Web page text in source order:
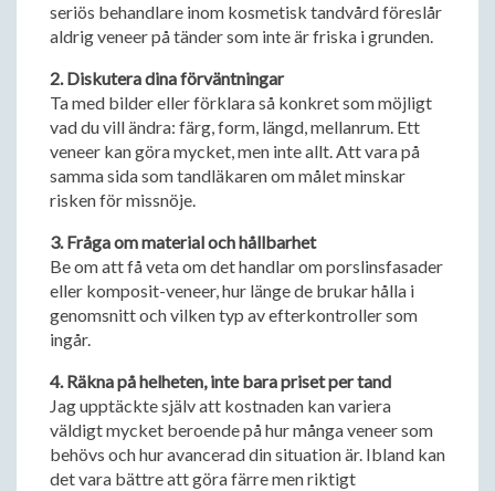
seriös behandlare inom kosmetisk tandvård föreslår
aldrig veneer på tänder som inte är friska i grunden.
2. Diskutera dina förväntningar
Ta med bilder eller förklara så konkret som möjligt
vad du vill ändra: färg, form, längd, mellanrum. Ett
veneer kan göra mycket, men inte allt. Att vara på
samma sida som tandläkaren om målet minskar
risken för missnöje.
3. Fråga om material och hållbarhet
Be om att få veta om det handlar om porslinsfasader
eller komposit-veneer, hur länge de brukar hålla i
genomsnitt och vilken typ av efterkontroller som
ingår.
4. Räkna på helheten, inte bara priset per tand
Jag upptäckte själv att kostnaden kan variera
väldigt mycket beroende på hur många veneer som
behövs och hur avancerad din situation är. Ibland kan
det vara bättre att göra färre men riktigt